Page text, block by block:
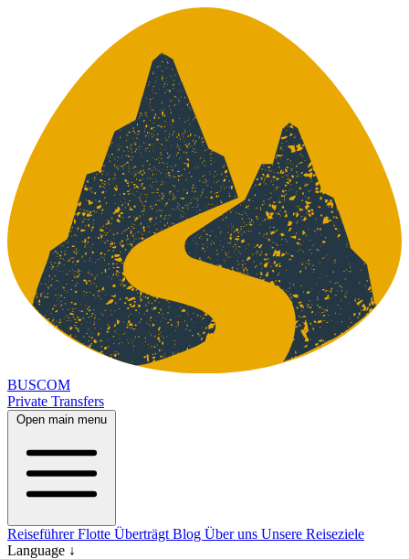
BUSCOM
Private Transfers
Open main menu
ReiseführerFlotte Überträgt Blog Über uns Unsere Reiseziele
Language ↓